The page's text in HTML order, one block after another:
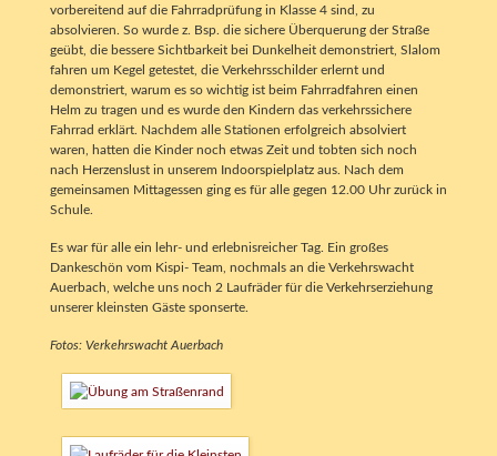
vorbereitend auf die Fahrradprüfung in Klasse 4 sind, zu
absolvieren. So wurde z. Bsp. die sichere Überquerung der Straße
geübt, die bessere Sichtbarkeit bei Dunkelheit demonstriert, Slalom
fahren um Kegel getestet, die Verkehrsschilder erlernt und
demonstriert, warum es so wichtig ist beim Fahrradfahren einen
Helm zu tragen und es wurde den Kindern das verkehrssichere
Fahrrad erklärt. Nachdem alle Stationen erfolgreich absolviert
waren, hatten die Kinder noch etwas Zeit und tobten sich noch
nach Herzenslust in unserem Indoorspielplatz aus. Nach dem
gemeinsamen Mittagessen ging es für alle gegen 12.00 Uhr zurück in
Schule.
Es war für alle ein lehr- und erlebnisreicher Tag. Ein großes
Dankeschön vom Kispi- Team, nochmals an die Verkehrswacht
Auerbach, welche uns noch 2 Laufräder für die Verkehrserziehung
unserer kleinsten Gäste sponserte.
Fotos: Verkehrswacht Auerbach